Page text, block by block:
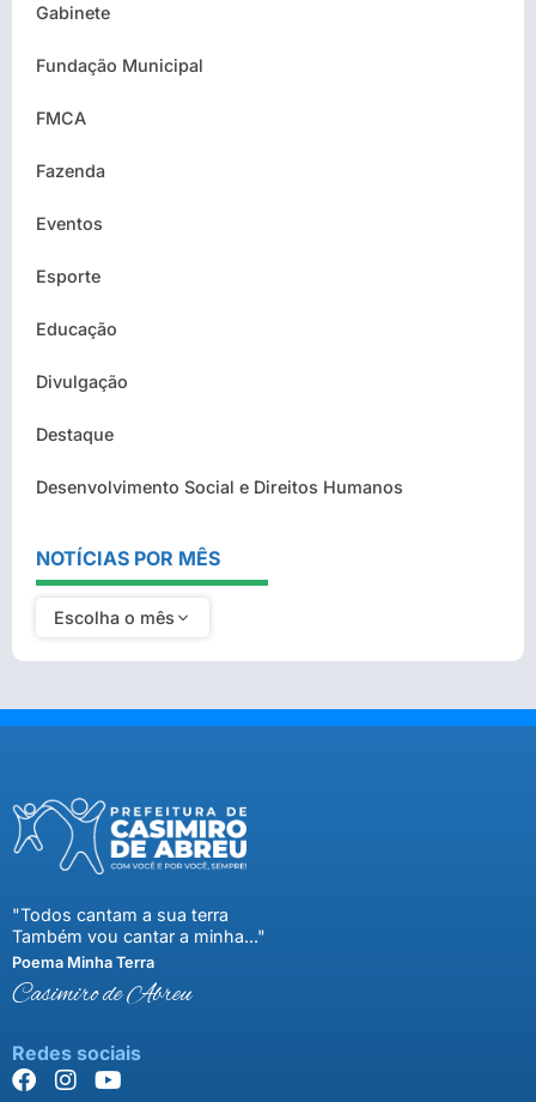
Gabinete
Fundação Municipal
FMCA
Fazenda
Eventos
Esporte
Educação
Divulgação
Destaque
Desenvolvimento Social e Direitos Humanos
NOTÍCIAS POR MÊS
Escolha o mês
"Todos cantam a sua terra
Também vou cantar a minha..."
Poema Minha Terra
Casimiro de Abreu
Redes sociais